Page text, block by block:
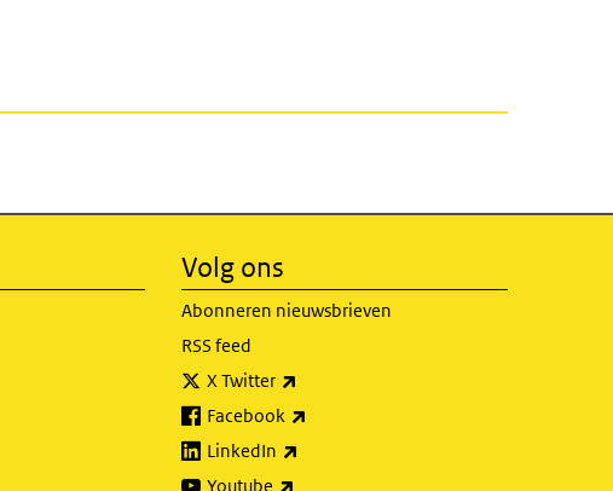
Volg ons
Abonneren nieuwsbrieven
RSS feed
X Twitter
Facebook
LinkedIn
Youtube